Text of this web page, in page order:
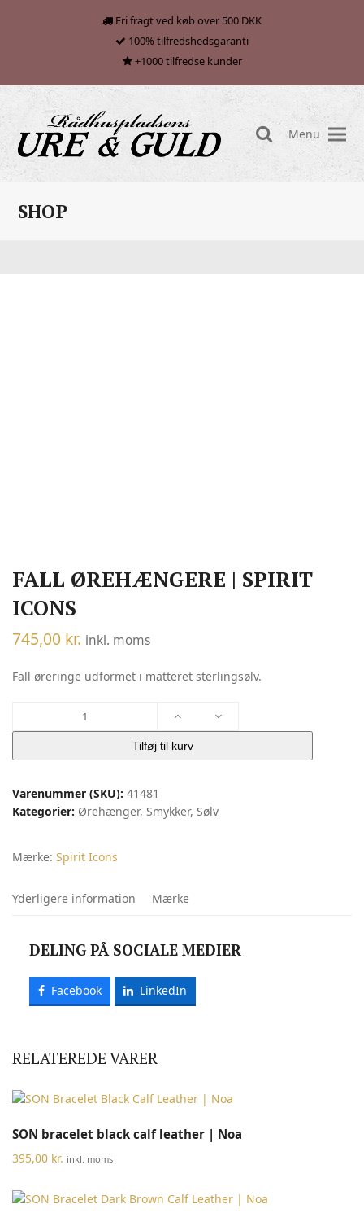
Fri fragt ved køb over 500 DKK
100% tilfredshedsgaranti
+1000 tilfredse kunder
search
Menu
SHOP
FALL ØREHÆNGERE | SPIRIT
ICONS
745,00 kr. inkl. moms
Fall øreringe udformet i matteret sterlingsølv.
ørehængere
Spirit
antal
Tilføj til kurv
Varenummer (SKU): 41481
Kategorier: Ørehænger, Smykker, Sølv
Mærke: Spirit Icons
Yderligere information Mærke
DELING PÅ SOCIALE MEDIER
Facebook LinkedIn
RELATEREDE VARER
SON bracelet black calf leather | Noa
395,00 kr. inkl. moms